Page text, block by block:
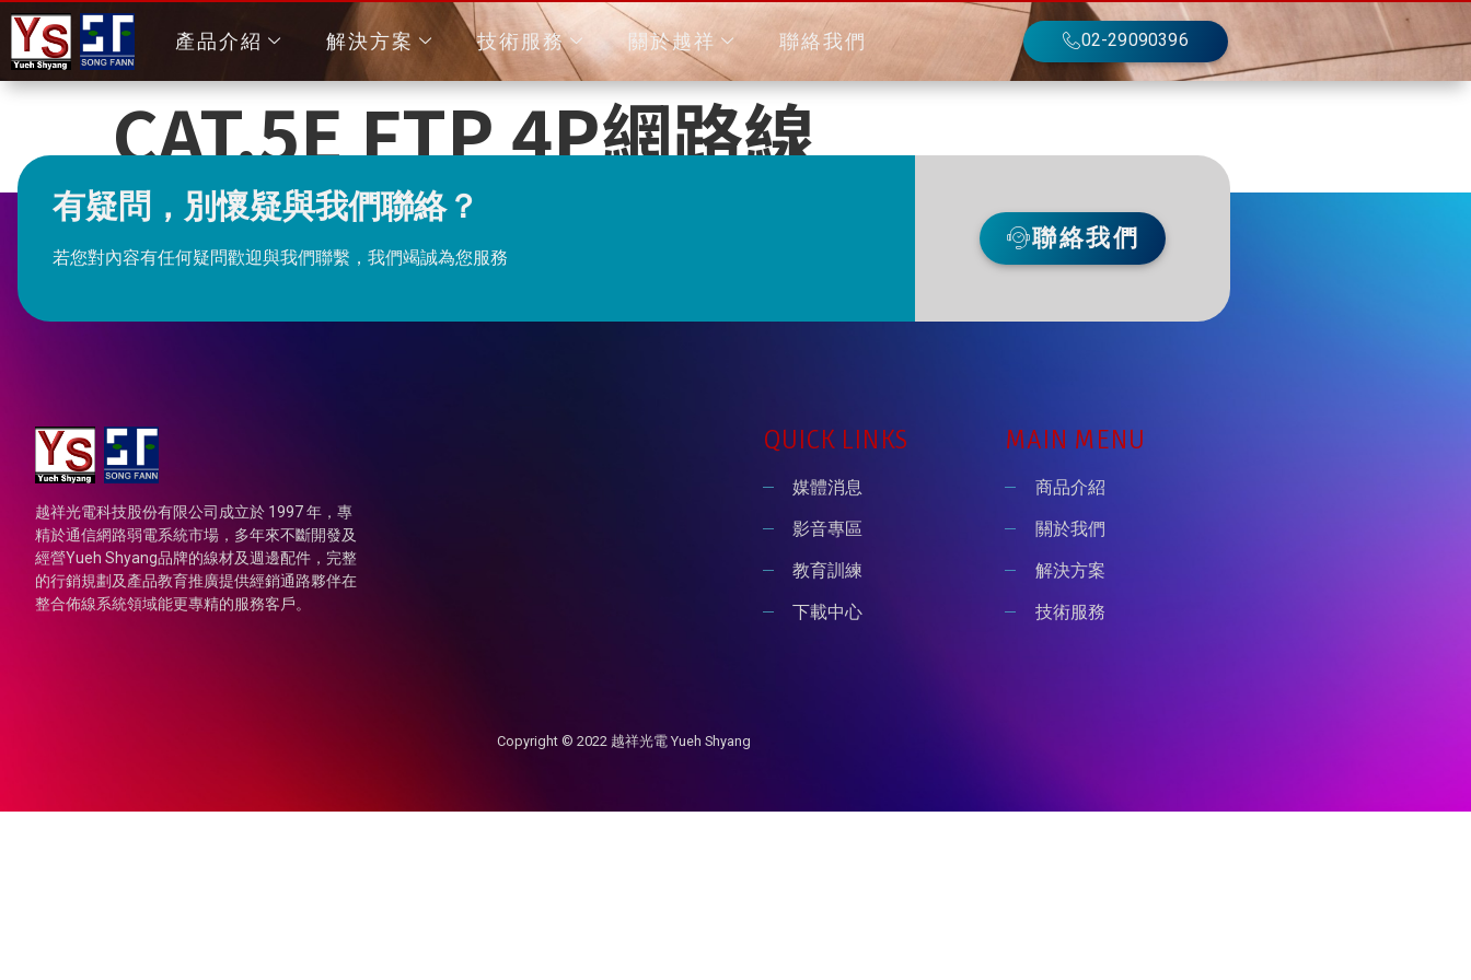
產品介紹 解決方案 技術服務 關於越祥 聯絡我們 02-29090396
CAT.5E FTP 4P網路線
有疑問，別懷疑與我們聯絡？
若您對內容有任何疑問歡迎與我們聯繫，我們竭誠為您服務
聯絡我們
越祥光電科技股份有限公司成立於 1997 年，專
精於通信網路弱電系統市場，多年來不斷開發及
經營Yueh Shyang品牌的線材及週邊配件，完整
的行銷規劃及產品教育推廣提供經銷通路夥伴在
整合佈線系統領域能更專精的服務客戶。
QUICK LINKS
媒體消息
影音專區
教育訓練
下載中心
MAIN MENU
商品介紹
關於我們
解決方案
技術服務
Copyright © 2022 越祥光電 Yueh Shyang